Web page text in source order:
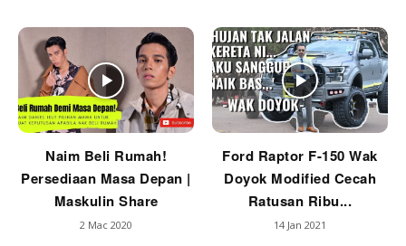
Naim Beli Rumah!
Persediaan Masa Depan |
Maskulin Share
2 Mac 2020
Ford Raptor F-150 Wak
Doyok Modified Cecah
Ratusan Ribu...
14 Jan 2021